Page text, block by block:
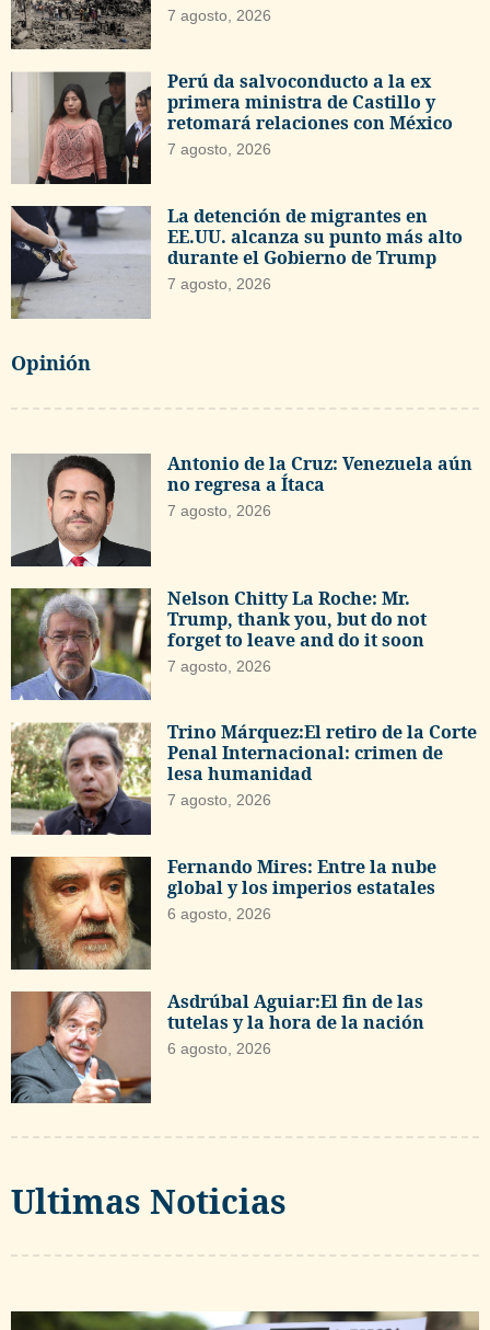
7 agosto, 2026
Perú da salvoconducto a la ex
primera ministra de Castillo y
retomará relaciones con México
7 agosto, 2026
La detención de migrantes en
EE.UU. alcanza su punto más alto
durante el Gobierno de Trump
7 agosto, 2026
Opinión
Antonio de la Cruz: Venezuela aún
no regresa a Ítaca
7 agosto, 2026
Nelson Chitty La Roche: Mr.
Trump, thank you, but do not
forget to leave and do it soon
7 agosto, 2026
Trino Márquez:El retiro de la Corte
Penal Internacional: crimen de
lesa humanidad
7 agosto, 2026
Fernando Mires: Entre la nube
global y los imperios estatales
6 agosto, 2026
Asdrúbal Aguiar:El fin de las
tutelas y la hora de la nación
6 agosto, 2026
Ultimas Noticias